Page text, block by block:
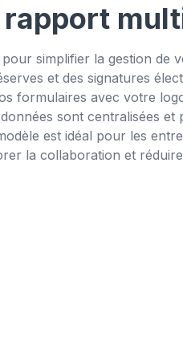
simplifier la gestion de
et des signatures
formulaires avec votre
sont centralisées et
est idéal pour les
la collaboration et